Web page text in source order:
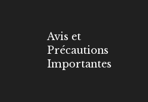
Avis et
Précautions
Importantes